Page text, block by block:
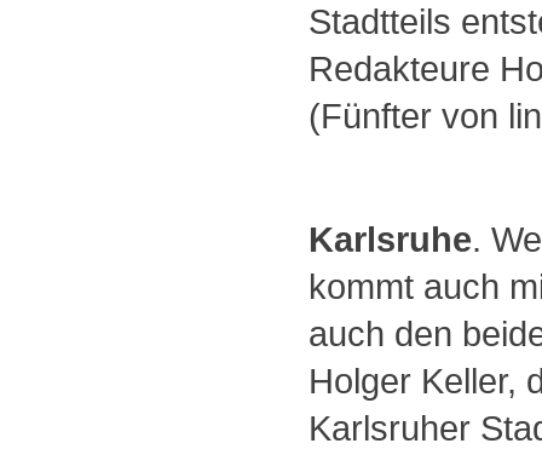
Stadtteils
Redakteure
(Fünfter von
Karlsruhe.
kommt auch
auch den
Holger Keller,
Karlsruher